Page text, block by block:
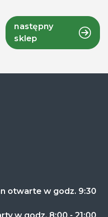
następny
sklep
otwarte w godz. 9:30